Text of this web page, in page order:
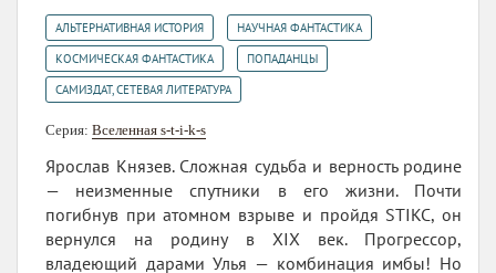
АЛЬТЕРНАТИВНАЯ ИСТОРИЯ НАУЧНАЯ ФАНТАСТИКА
КОСМИЧЕСКАЯ ФАНТАСТИКА ПОПАДАНЦЫ
САМИЗДАТ, СЕТЕВАЯ ЛИТЕРАТУРА
Серия: Вселенная s-t-i-k-s
Ярослав Князев. Сложная судьба и верность родине
— неизменные спутники в его жизни. Почти
погибнув при атомном взрыве и пройдя STIKC, он
вернулся на родину в XIX век. Прогрессор,
владеющий дарами Улья — комбинация имбы! Но